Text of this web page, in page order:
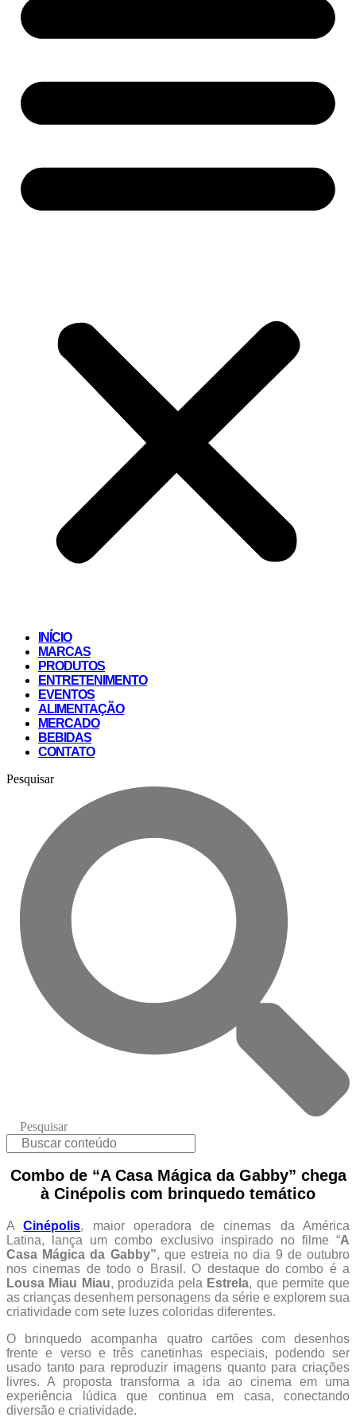
INÍCIO
MARCAS
PRODUTOS
ENTRETENIMENTO
EVENTOS
ALIMENTAÇÃO
MERCADO
BEBIDAS
CONTATO
Pesquisar
Pesquisar
Combo de “A Casa Mágica da Gabby” chega
à Cinépolis com brinquedo temático
ACinépolis, maior operadora de cinemas da América
Latina, lança um combo exclusivo inspirado no filme “A
Casa Mágica da Gabby”, que estreia no dia 9 de outubro
nos cinemas de todo o Brasil. O destaque do combo é a
Lousa Miau Miau, produzida pela Estrela, que permite que
as crianças desenhem personagens da série e explorem sua
criatividade com sete luzes coloridas diferentes.
O brinquedo acompanha quatro cartões com desenhos
frente e verso e três canetinhas especiais, podendo ser
usado tanto para reproduzir imagens quanto para criações
livres. A proposta transforma a ida ao cinema em uma
experiência lúdica que continua em casa, conectando
diversão e criatividade.